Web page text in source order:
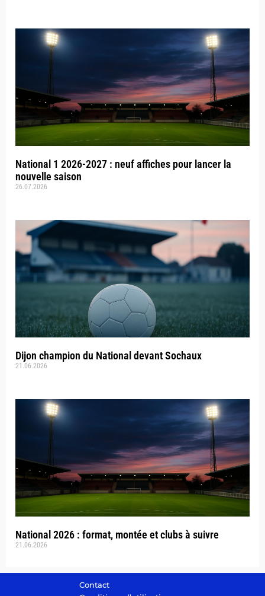
National 1 2026-2027 : neuf affiches pour lancer la
nouvelle saison
26.07.2026
Dijon champion du National devant Sochaux
21.06.2026
National 2026 : format, montée et clubs à suivre
21.06.2026
Contact